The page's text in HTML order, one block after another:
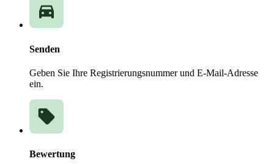
Senden
Geben Sie Ihre Registrierungsnummer und E-Mail-Adresse
ein.
Bewertung